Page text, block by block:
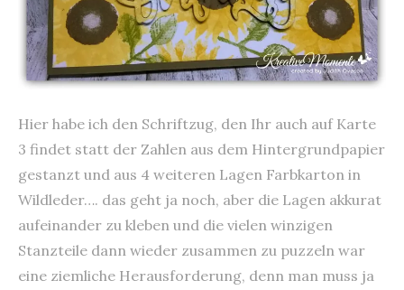
Hier habe ich den Schriftzug, den Ihr auch auf Karte
3 findet statt der Zahlen aus dem Hintergrundpapier
gestanzt und aus 4 weiteren Lagen Farbkarton in
Wildleder…. das geht ja noch, aber die Lagen akkurat
aufeinander zu kleben und die vielen winzigen
Stanzteile dann wieder zusammen zu puzzeln war
eine ziemliche Herausforderung, denn man muss ja